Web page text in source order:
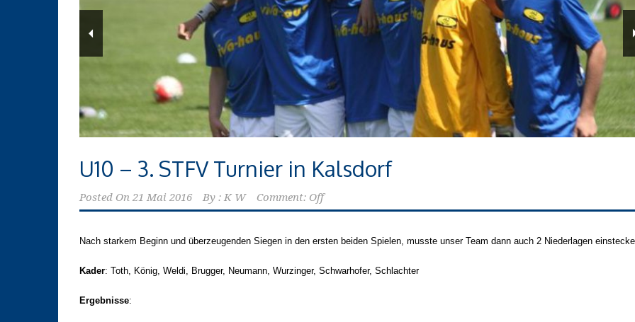
U10 – 3. STFV Turnier in Kalsdorf
Posted On 21 Mai 2016 By : K W Comment: Off
Nach starkem Beginn und überzeugenden Siegen in den ersten beiden Spielen, musste unser Team dann auch 2 Niederlagen
Kader: Toth, König, Weldi, Brugger, Neumann, Wurzinger, Schwarhofer, Schlachter
Ergebnisse: